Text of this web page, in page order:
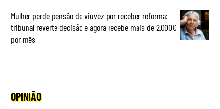
Mulher perde pensão de viuvez por receber reforma:
tribunal reverte decisão e agora recebe mais de 2.000€
por mês
OPINIÃO